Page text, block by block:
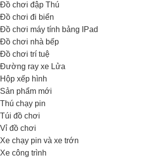
Đồ chơi đập Thú
Đồ chơi đi biển
Đồ chơi máy tính bảng IPad
Đồ chơi nhà bếp
Đồ chơi trí tuệ
Đường ray xe Lửa
Hộp xếp hình
Sản phẩm mới
Thú chạy pin
Túi đồ chơi
Vỉ đồ chơi
Xe chạy pin và xe trớn
Xe công trình